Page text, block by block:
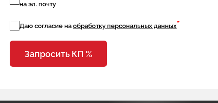
на эл. почту
Даю согласие на обработку персональных данных*
Запросить КП %